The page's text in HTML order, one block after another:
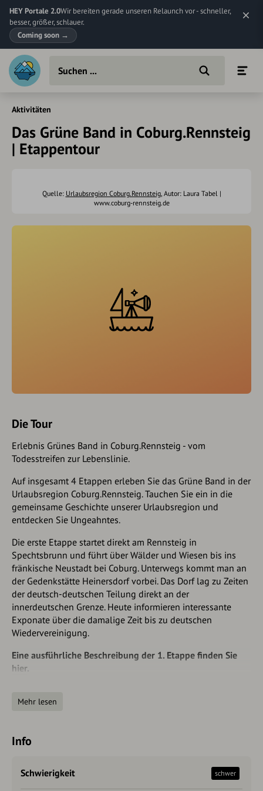
HEY Portale 2.0Wir bereiten gerade unseren Relaunch vor - schneller,
besser, größer, schlauer.
Coming soon →
Aktivitäten
Das Grüne Band in Coburg.Rennsteig
| Etappentour
Quelle: Urlaubsregion Coburg.Rennsteig, Autor: Laura Tabel |
www.coburg-rennsteig.de
Die Tour
Erlebnis Grünes Band in Coburg.Rennsteig - vom
Todesstreifen zur Lebenslinie.
Auf insgesamt 4 Etappen erleben Sie das Grüne Band in der
Urlaubsregion Coburg.Rennsteig. Tauchen Sie ein in die
gemeinsame Geschichte unserer Urlaubsregion und
entdecken Sie Ungeahntes.
Die erste Etappe startet direkt am Rennsteig in
Spechtsbrunn und führt über Wälder und Wiesen bis ins
fränkische Neustadt bei Coburg. Unterwegs kommt man an
der Gedenkstätte Heinersdorf vorbei. Das Dorf lag zu Zeiten
der deutsch-deutschen Teilung direkt an der
innerdeutschen Grenze. Heute informieren interessante
Exponate über die damalige Zeit bis zu deutschen
Wiedervereinigung.
Eine ausführliche Beschreibung der 1. Etappe finden Sie
hier
Rodach, wo Sie unterwegs zweimal die ehemalige
errichtet. Bis heute sind Teile der ehemaligen
Eine ausführliche Beschreibung der 2. Etappe finden Sie
Mehr lesen
Info
Schwierigkeit schwer